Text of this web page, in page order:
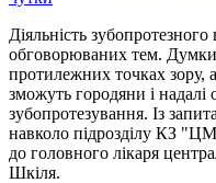
Діяльність зубопротезного
обговорюваних тем.
протилежних точках зору,
зможуть городяни і надалі
зубопротезування. Із
навколо підрозділу КЗ
до головного лікаря
Шкіля.